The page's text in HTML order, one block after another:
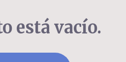
está vacío.